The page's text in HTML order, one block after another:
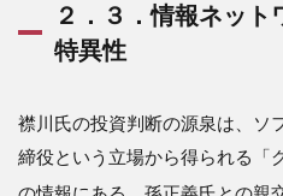
の固
定
化」
４．
３．
２．３．情報ネッ
特異性
襟川氏の投資判断の源泉は、ソ
締役という立場から得られる「